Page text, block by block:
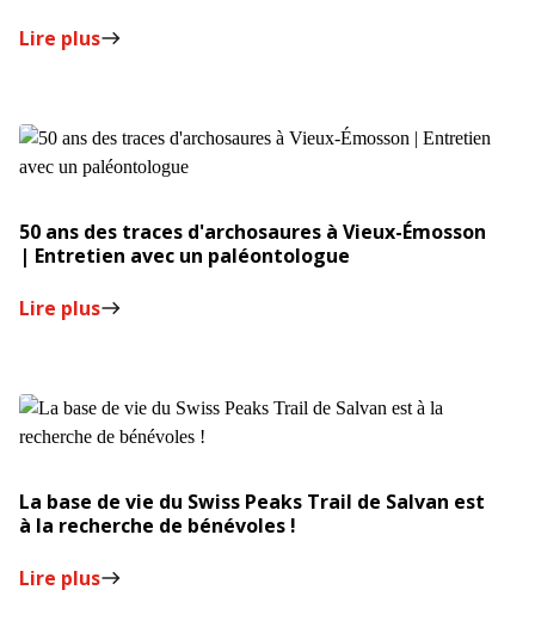
Lire pluseast
50 ans des traces d'archosaures à Vieux-Émosson
| Entretien avec un paléontologue
Lire pluseast
La base de vie du Swiss Peaks Trail de Salvan est
à la recherche de bénévoles !
Lire pluseast